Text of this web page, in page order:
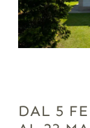
DAL 5